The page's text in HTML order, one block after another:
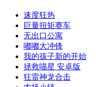
速度狂热
巨量扭矩赛车
无出口公寓
嘟嘟大冲锋
我的孩子新的开始
拯救喵星 安卓版
狂雷神龙合击